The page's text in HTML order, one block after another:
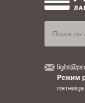
Режим